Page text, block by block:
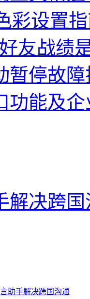
彩设置
友战绩
暂停故
功能及
解决跨国
助手解决跨国沟通